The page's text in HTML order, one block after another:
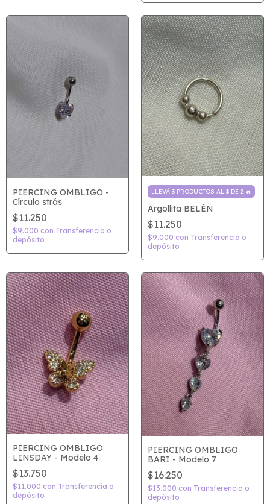
PIERCING OMBLIGO -
Círculo strás
$11.250
$9.000 con Transferencia o
depósito
LLEVÁ 3 PRODUCTOS AL $ DE 2 🔥
Argollita BELÉN
$11.250
$9.000 con Transferencia o
depósito
PIERCING OMBLIGO
LINSDAY - Modelo 4
$13.750
$11.000 con Transferencia o
depósito
PIERCING OMBLIGO
BARI - Modelo 7
$16.250
$13.000 con Transferencia o
depósito